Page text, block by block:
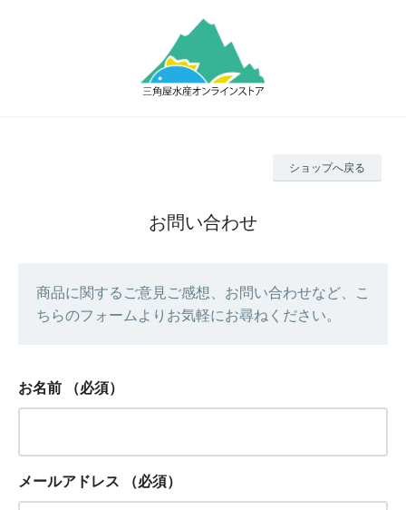
ショップへ戻る
お問い合わせ
商品に関するご意見ご感想、お問い合わせなど、こ
ちらのフォームよりお気軽にお尋ねください。
お名前 （必須）
メールアドレス （必須）